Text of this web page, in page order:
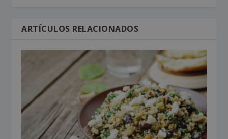
ARTÍCULOS RELACIONADOS